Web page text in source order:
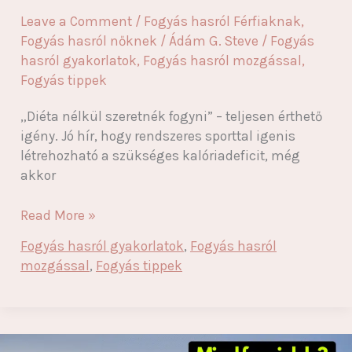
Leave a Comment / Fogyás hasról Férfiaknak,
Fogyás hasról nőknek / Ádám G. Steve / Fogyás
hasról gyakorlatok, Fogyás hasról mozgással ,
Fogyás tippek
„Diéta nélkül szeretnék fogyni” – teljesen érthető
igény. Jó hír, hogy rendszeres sporttal igenis
létrehozható a szükséges kalóriadeficit, még
akkor
Fogyás
diéta
nélkül:
út,
Read More »
Fogyás hasról gyakorlatok, Fogyás hasról
mozgással , Fogyás tippek